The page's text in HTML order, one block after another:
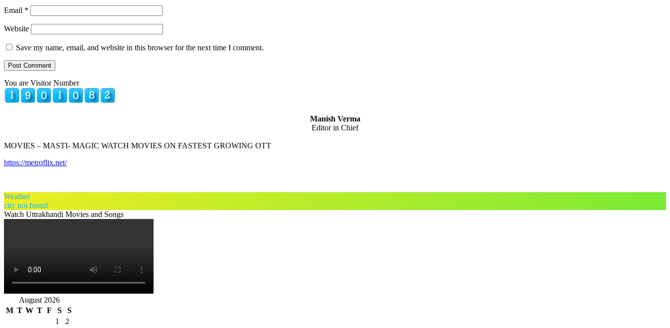
Email *
Website
Save my name, email, and website in this browser for the next time I comment.
You are Visitor Number
Manish Verma
Editor in Chief
MOVIES – MASTI- MAGIC WATCH MOVIES ON FASTEST GROWING OTT
https://metroflix.net/
Weather
city not found
Watch Uttrakhandi Movies and Songs
August 2026
M T W T F S
S
1
2